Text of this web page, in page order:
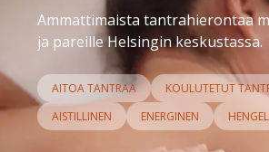
Ammattimaista tantrahierontaa
ja pareille Helsingin keskustassa.
AITOA TANTRAA
KOULUTETUT
AISTILLINEN
ENERGINEN